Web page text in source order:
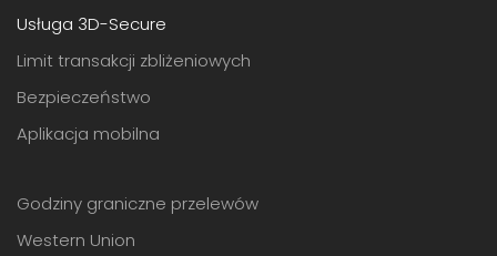
Usługa 3D-Secure
Limit transakcji zbliżeniowych
Bezpieczeństwo
Aplikacja mobilna
Godziny graniczne przelewów
Western Union